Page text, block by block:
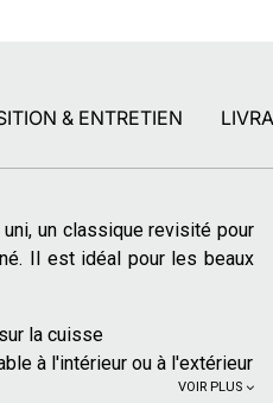
& ENTRETIEN
un classique revisité pour
Il est idéal pour les beaux
la cuisse
à l'intérieur ou à l'extérieur
VOIR PLUS